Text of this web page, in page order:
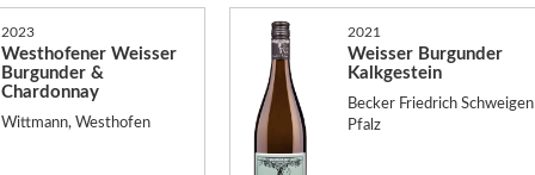
2023
Westhofener Weisser
Burgunder &
Chardonnay
Wittmann, Westhofen
2021
Weisser Burgunder
Kalkgestein
Becker Friedrich Schweigen
Pfalz